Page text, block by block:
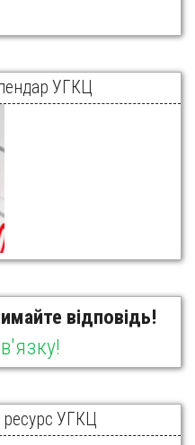
УГКЦ
відповідь!
ресурс УГКЦ